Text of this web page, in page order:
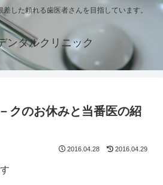
した頼れる歯医者さんを目指しています。
ンタルクリニック
クのお休みと当番医の紹
2016.04.28 2016.04.29